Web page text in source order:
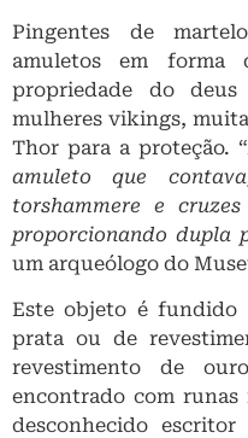
Pingentes de
amuletos em
propriedade do
mulheres vikings,
Thor para a proteção. “
amuleto que
torshammere e
proporcionando dupla
um arqueólogo do
Este objeto é fundido
prata ou de
revestimento de
encontrado com runas
desconhecido